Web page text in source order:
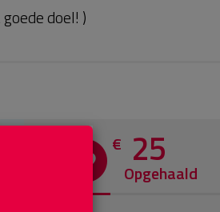
doel! )
€ 25
Opgehaald